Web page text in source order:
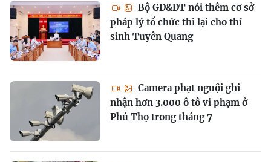
Bộ GD&ĐT nói thêm cơ sở
pháp lý tổ chức thi lại cho thí
sinh Tuyên Quang
Camera phạt nguội ghi
nhận hơn 3.000 ô tô vi phạm ở
Phú Thọ trong tháng 7